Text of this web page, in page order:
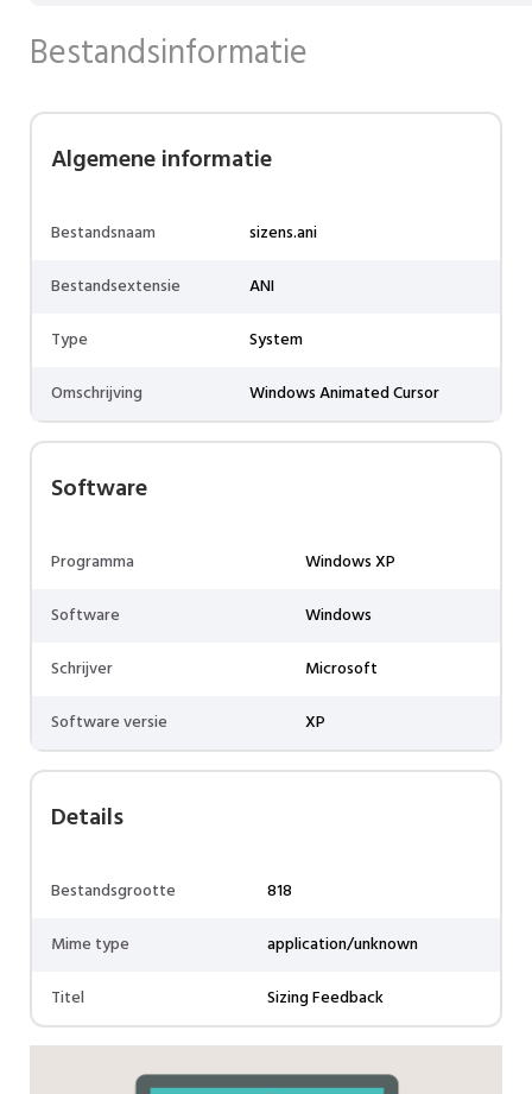
Bestandsinformatie
Algemene informatie
Bestandsnaam
sizens.ani
Bestandsextensie
ANI
Type
System
Omschrijving
Windows Animated Cursor
Software
Programma
Windows XP
Software
Windows
Schrijver
Microsoft
Software versie
XP
Details
Bestandsgrootte
818
Mime type
application/unknown
Titel
Sizing Feedback